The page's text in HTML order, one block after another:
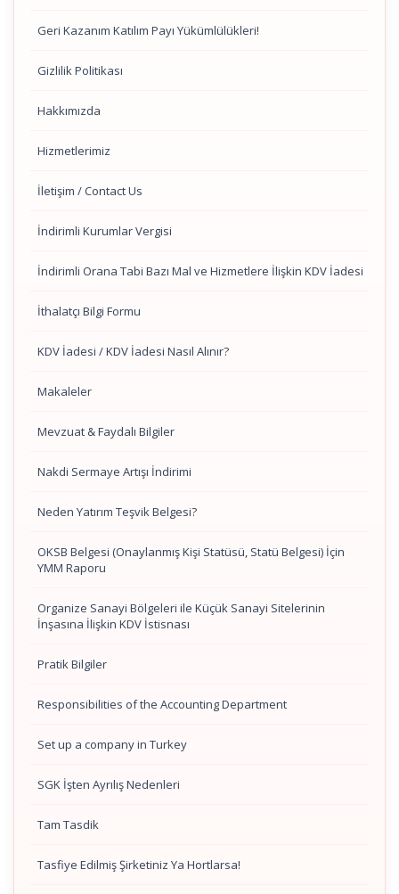
Geri Kazanım Katılım Payı Yükümlülükleri!
Gizlilik Politikası
Hakkımızda
Hizmetlerimiz
İletişim / Contact Us
İndirimli Kurumlar Vergisi
İndirimli Orana Tabi Bazı Mal ve Hizmetlere İlişkin KDV İadesi
İthalatçı Bilgi Formu
KDV İadesi / KDV İadesi Nasıl Alınır?
Makaleler
Mevzuat & Faydalı Bilgiler
Nakdi Sermaye Artışı İndirimi
Neden Yatırım Teşvik Belgesi?
OKSB Belgesi (Onaylanmış Kişi Statüsü, Statü Belgesi) İçin
YMM Raporu
Organize Sanayi Bölgeleri ile Küçük Sanayi Sitelerinin
İnşasına İlişkin KDV İstisnası
Pratik Bilgiler
Responsibilities of the Accounting Department
Set up a company in Turkey
SGK İşten Ayrılış Nedenleri
Tam Tasdik
Tasfiye Edilmiş Şirketiniz Ya Hortlarsa!